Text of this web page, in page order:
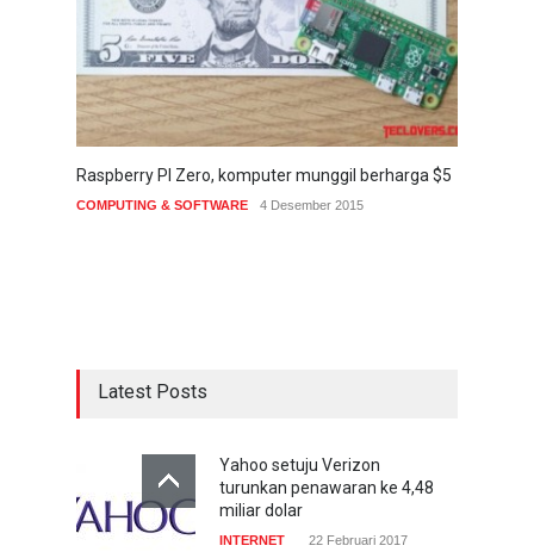
Raspberry PI Zero, komputer munggil berharga $5
COMPUTING & SOFTWARE 4 Desember 2015
Latest Posts
Yahoo setuju Verizon
turunkan penawaran ke 4,48
miliar dolar
INTERNET 22 Februari 2017